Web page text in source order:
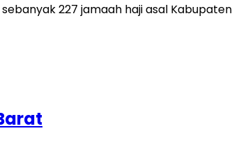
227 jamaah haji asal